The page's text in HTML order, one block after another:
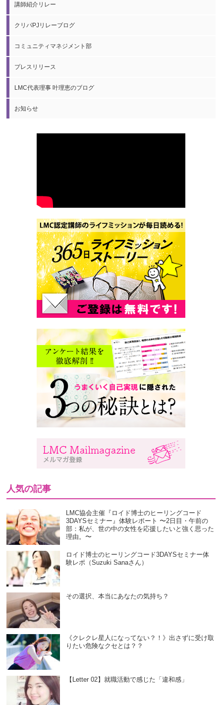
講師紹介リレー
クリパPJリレーブログ
コミュニティマネジメント部
プレスリリース
LMC代表理事 叶理恵のブログ
お知らせ
人気の記事
LMC協会主催『ロイド博士のヒーリングコード
3DAYSセミナー』体験レポート 〜2日目・午前の
部：私が、世の中の女性を応援したいと強く思った
理由。〜
ロイド博士のヒーリングコード3DAYSセミナー体
験レポ（Suzuki Sanaさん）
その選択、本当にあなたの気持ち？
《クレクレ星人になってない？！》出さずに受け取
りたい危険なクセとは？？
【Letter 02】就職活動で感じた「違和感」